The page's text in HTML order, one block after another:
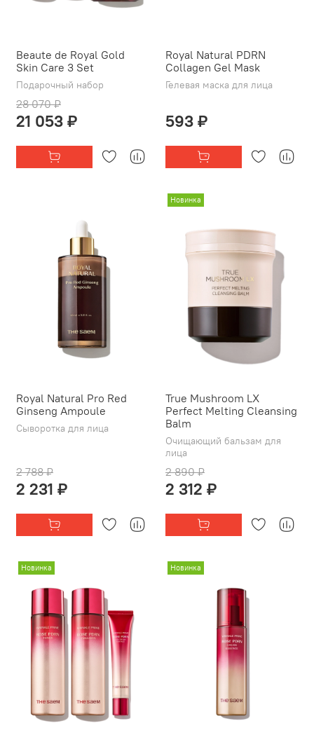
Beaute de Royal Gold
Skin Care 3 Set
Подарочный набор
28 070 ₽
21 053 ₽
Royal Natural PDRN
Collagen Gel Mask
Гелевая маска для лица
593 ₽
Royal Natural Pro Red
Ginseng Ampoule
Сыворотка для лица
2 788 ₽
2 231 ₽
Новинка
True Mushroom LX
Perfect Melting Cleansing
Balm
Очищающий бальзам для
лица
2 890 ₽
2 312 ₽
Новинка Новинка